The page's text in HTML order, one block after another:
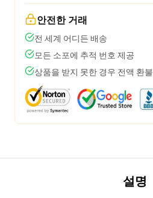
안전한 거래
전 세계 어디든 배송
모든 소포에 추적 번호 제공
상품을 받지 못한 경우 전액 환불
설명